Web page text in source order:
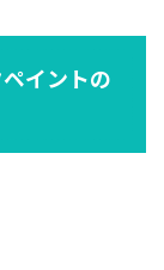
イントの